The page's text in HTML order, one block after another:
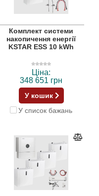
Комплект системи
накопичення енергії
KSTAR ESS 10 kWh
Ціна:
348 651 грн
У кошик
У список бажань